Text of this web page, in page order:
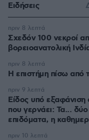
Ειδήσεις
Σχεδόν 100 νεκροί
βορειοανατολική
πριν 8 λεπτά
Η επιστήμη πίσω από
πριν 8 λεπτά
Είδος υπό εξαφάνιση
που γερνάει: Τα...
επιδόματα, η
πριν 9 λεπτά
πριν 10 λεπτά